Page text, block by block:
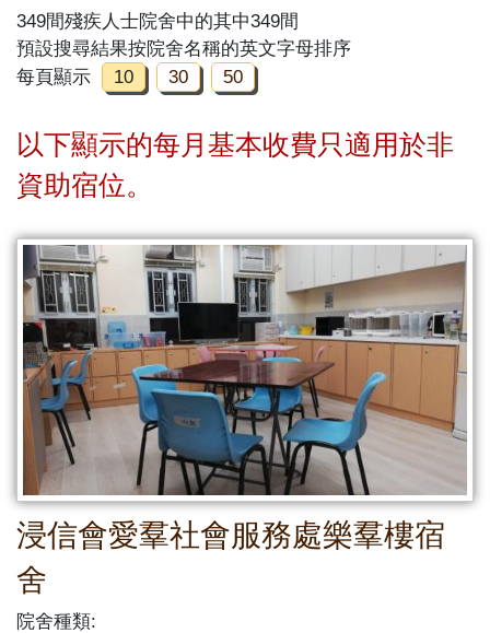
349間殘疾人士院舍中的其中349間
預設搜尋結果按院舍名稱的英文字母排序
每頁顯示
10 30 50
以下顯示的每月基本收費只適用於非
資助宿位。
浸信會愛羣社會服務處樂羣樓宿
舍
院舍種類: